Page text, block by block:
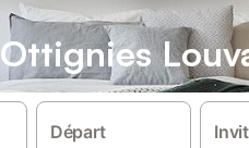
Départ